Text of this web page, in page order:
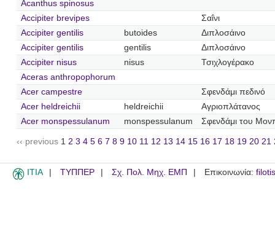
Acanthus spinosus
Accipiter brevipes
Σαΐνι
Accipiter gentilis
butoides
Διπλοσάινο
Accipiter gentilis
gentilis
Διπλοσάινο
Accipiter nisus
nisus
Τσιχλογέρακο
Aceras anthropophorum
Acer campestre
Σφενδάμι πεδινό
Acer heldreichii
heldreichii
Αγριοπλάτανος
Acer monspessulanum
monspessulanum Σφενδάμι του
‹‹ previous 1 2 3 4 5 6 7 8 9 10 11 12 13 14 15 16 17 18 19 20 21
ITIA ΤΥΠΠΕΡ Σχ. Πολ. Μηχ. ΕΜΠ Επικοινωνία: